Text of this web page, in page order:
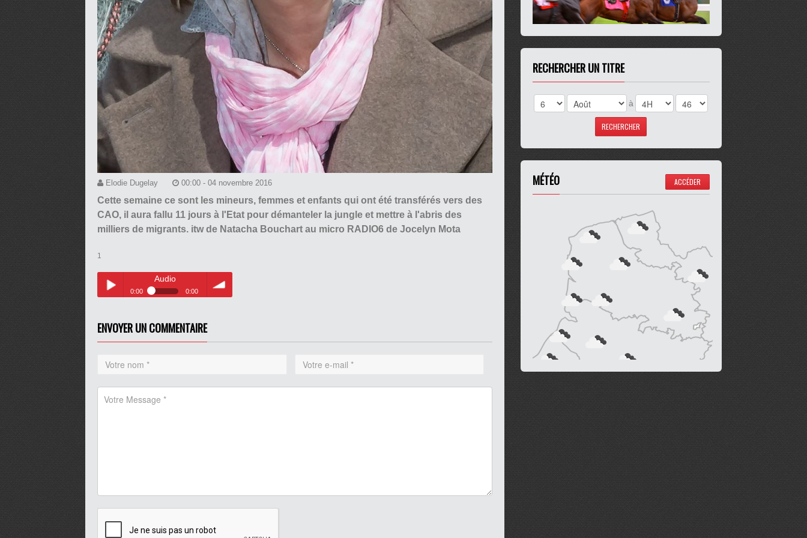
Elodie Dugelay 00:00 - 04 novembre 2016
Cette semaine ce sont les mineurs, femmes et enfants qui ont été transférés vers des
CAO, il aura fallu 11 jours à l'Etat pour démanteler la jungle et mettre à l'abris des
milliers de migrants. itw de Natacha Bouchart au micro RADIO6 de Jocelyn Mota
1
Audio
0:00 0:00
ENVOYER UN COMMENTAIRE
RECHERCHER UN TITRE
à
MÉTÉO ACCÉDER